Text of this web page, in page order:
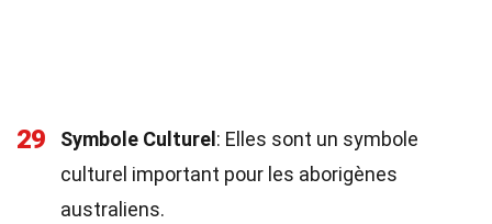
29 Symbole Culturel : Elles sont un symbole
culturel important pour les aborigènes
australiens.